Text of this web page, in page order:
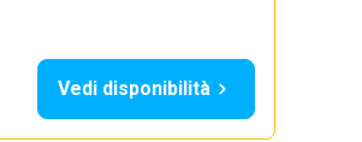
Vedi disponibilità